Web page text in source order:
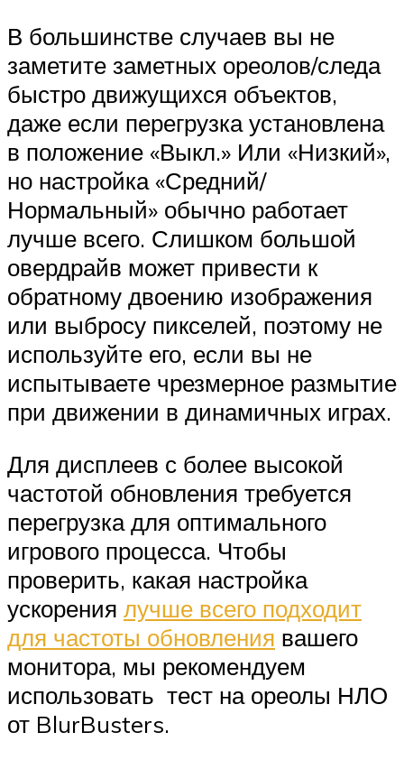
В большинстве случаев вы не
заметите заметных ореолов/следа
быстро движущихся объектов,
даже если перегрузка установлена ​​
в положение «Выкл.» Или «Низкий»,
но настройка «Средний/
Нормальный» обычно работает
лучше всего. Слишком большой
овердрайв может привести к
обратному двоению изображения
или выбросу пикселей, поэтому не
используйте его, если вы не
испытываете чрезмерное размытие
при движении в динамичных играх.
Для дисплеев с более высокой
частотой обновления требуется
перегрузка для оптимального
игрового процесса. Чтобы
проверить, какая настройка
ускорения лучше всего подходит
для частоты обновления вашего
монитора, мы рекомендуем
использовать тест на ореолы НЛО
от BlurBusters.